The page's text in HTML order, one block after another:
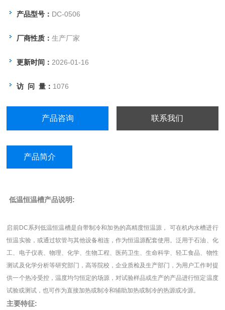
热、过电流多重保护装置。
立第二恒温场。
产品型号： DC-0506
厂商性质：生产厂家
更新时间：2026-01-16
访 问 量： 1076
产品咨询 联系我们
产品简介
低温恒温槽产品说明:
启前DC系列低温恒温槽是自带制冷和加热的高精度恒温源，
可在机内水槽进行
恒温实验，或通过软管与其他设备相连，作为恒温源配套使用。泛用于石油、化
工、电子仪表、物理、化学、生物工程、医药卫生、生命科学、轻工食品、物性
测试及化学分析等研究部门，高等院校，企业质检及生产部门，为用户工作时提
供一个热冷受控，温度均匀恒定的场源，对试验样品或生产的产品进行恒定温度
试验或测试，也可作为直接加热或制冷和辅助加热或制冷的热源或冷源。
主要特征: